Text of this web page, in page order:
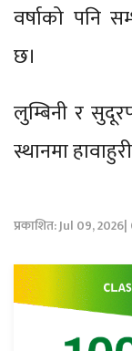
वर्षाको पनि
छ।
लुम्बिनी र
स्थानमा
प्रकाशित: Jul 09,